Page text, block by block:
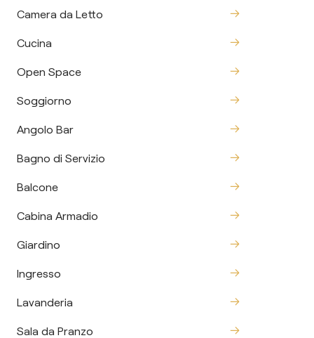
Camera da Letto
Cucina
Open Space
Soggiorno
Angolo Bar
Bagno di Servizio
Balcone
Cabina Armadio
Giardino
Ingresso
Lavanderia
Sala da Pranzo